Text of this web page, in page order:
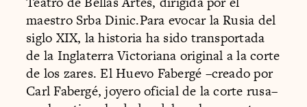
maestro Srba Dinic.Para evocar la Rusia del
siglo XIX, la historia ha sido transportada
de la Inglaterra Victoriana original a la corte
de los zares. El Huevo Fabergé –creado por
Carl Fabergé, joyero oficial de la corte rusa–